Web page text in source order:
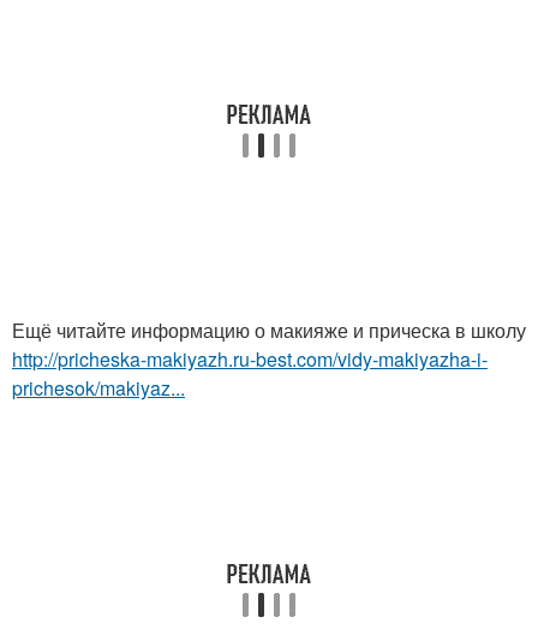
Ещё читайте информацию о макияже и прическа в школу
http://pricheska-makiyazh.ru-best.com/vidy-makiyazha-i-
prichesok/makiyaz...